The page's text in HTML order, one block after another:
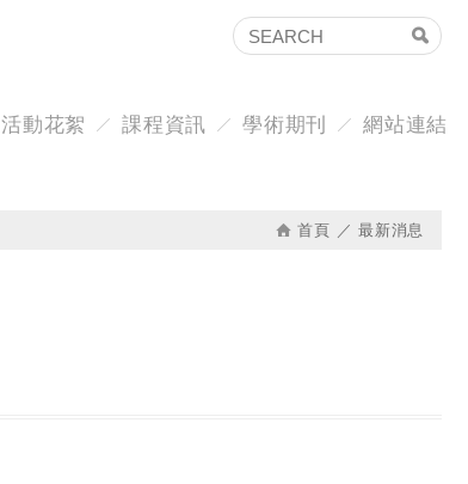
活動花絮 課程資訊 學術期刊 網站連結
首頁 最新消息